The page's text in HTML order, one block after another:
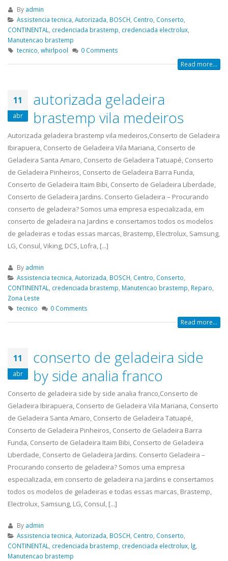
By admin
Assistencia tecnica, Autorizada, BOSCH, Centro, Conserto,
CONTINENTAL, credenciada brastemp, credenciada electrolux,
Manutencao brastemp
tecnico, whirlpool 0 Comments
Read more...
11
abr
autorizada geladeira
brastemp vila medeiros
Autorizada geladeira brastemp vila medeiros,Conserto de Geladeira
Ibirapuera, Conserto de Geladeira Vila Mariana, Conserto de
Geladeira Santa Amaro, Conserto de Geladeira Tatuapé, Conserto
de Geladeira Pinheiros, Conserto de Geladeira Barra Funda,
Conserto de Geladeira Itaim Bibi, Conserto de Geladeira Liberdade,
Conserto de Geladeira Jardins. Conserto Geladeira – Procurando
conserto de geladeira? Somos uma empresa especializada, em
conserto de geladeira na Jardins e consertamos todos os modelos
de geladeiras e todas essas marcas, Brastemp, Electrolux, Samsung,
LG, Consul, Viking, DCS, Lofra, [...]
By admin
Assistencia tecnica, Autorizada, BOSCH, Centro, Conserto,
CONTINENTAL, credenciada brastemp, Manutencao brastemp, Reparo,
Zona Leste
tecnico
0 Comments
Read more...
11
abr
conserto de geladeira side
by side analia franco
Conserto de geladeira side by side analia franco,Conserto de
Geladeira Ibirapuera, Conserto de Geladeira Vila Mariana, Conserto
de Geladeira Santa Amaro, Conserto de Geladeira Tatuapé,
Conserto de Geladeira Pinheiros, Conserto de Geladeira Barra
Funda, Conserto de Geladeira Itaim Bibi, Conserto de Geladeira
Liberdade, Conserto de Geladeira Jardins. Conserto Geladeira –
Procurando conserto de geladeira? Somos uma empresa
especializada, em conserto de geladeira na Jardins e consertamos
todos os modelos de geladeiras e todas essas marcas, Brastemp,
Electrolux, Samsung, LG, Consul, [...]
By admin
Assistencia tecnica, Autorizada, BOSCH, Centro, Conserto,
CONTINENTAL, credenciada brastemp, credenciada electrolux, lg,
Manutencao brastemp